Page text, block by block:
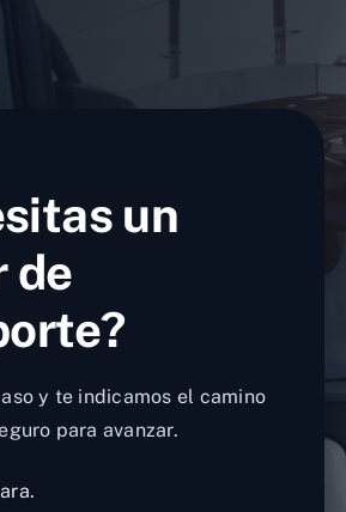
un
de
y te indicamos el camino
para avanzar.